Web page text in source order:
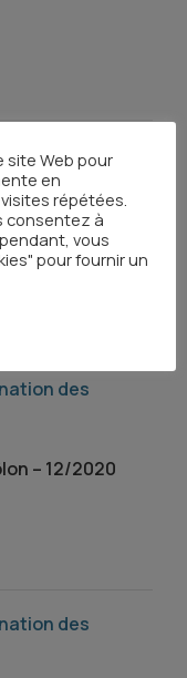
des
– 12/2020
des
– 12/2020
des
site Web pour
en
répétées.
consentez à
vous
pour fournir un